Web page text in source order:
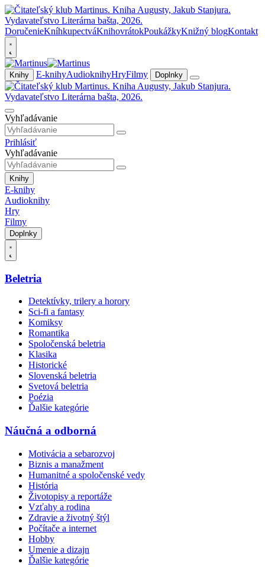
DoručenieKníhkupectváKnihovrátokPoukážkyKnižný blogKontakt
Knihy E-knihyAudioknihyHryFilmy Doplnky
Vyhľadávanie
Prihlásiť
Vyhľadávanie
Knihy
E-knihy
Audioknihy
Hry
Filmy
Doplnky
Beletria
Detektívky, trilery a horory
Sci-fi a fantasy
Komiksy
Romantika
Spoločenská beletria
Klasika
Historické
Slovenská beletria
Svetová beletria
Poézia
Ďalšie kategórie
Náučná a odborná
Motivácia a sebarozvoj
Biznis a manažment
Humanitné a spoločenské vedy
História
Životopisy a reportáže
Vzťahy a rodina
Zdravie a životný štýl
Počítače a internet
Hobby
Umenie a dizajn
Ďalšie kategórie